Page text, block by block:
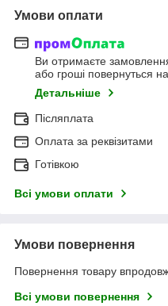
Умови оплати
Ви отримаєте
або гроші повернуться
Детальніше
Післяплата
Оплата за реквізитами
Готівкою
Всі умови оплати
Умови повернення
Повернення товару
Всі умови повернення